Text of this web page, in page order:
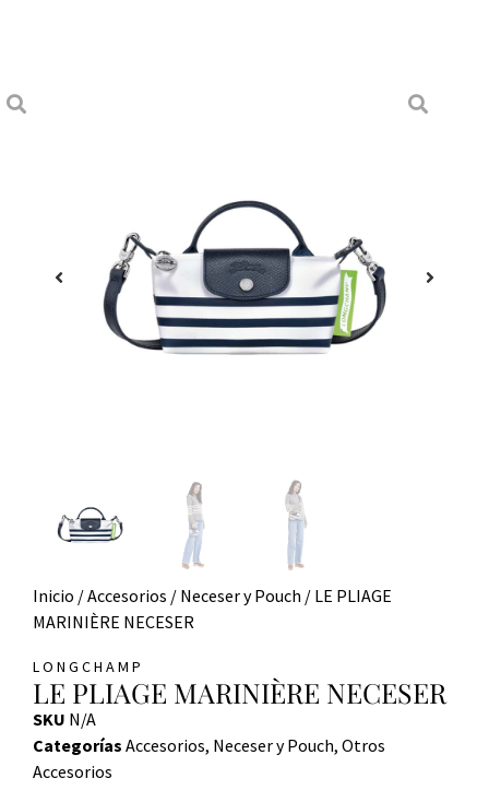
Inicio /Accesorios / Neceser y Pouch / LE PLIAGE
MARINIÈRE NECESER
LONGCHAMP
LE PLIAGE MARINIÈRE NECESER
SKU N/A
Categorías Accesorios, Neceser y Pouch, Otros
Accesorios